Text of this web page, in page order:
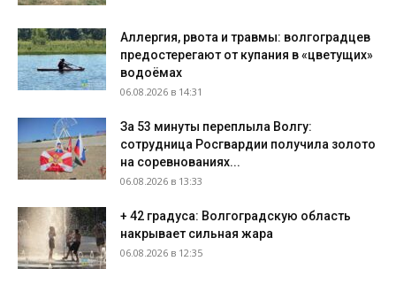
Аллергия, рвота и травмы: волгоградцев
предостерегают от купания в «цветущих»
водоёмах
06.08.2026 в 14:31
За 53 минуты переплыла Волгу:
сотрудница Росгвардии получила золото
на соревнованиях...
06.08.2026 в 13:33
+ 42 градуса: Волгоградскую область
накрывает сильная жара
06.08.2026 в 12:35